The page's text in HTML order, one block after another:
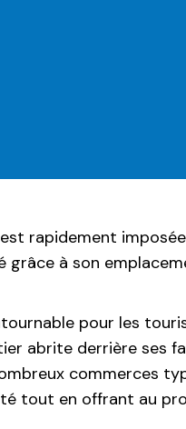
rapidement
grâce à son
pour les
abrite derrière ses
commerces
tout en offrant au